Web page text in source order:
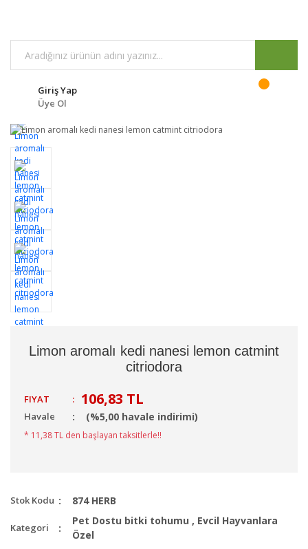
Giriş Yap
Üye Ol
Limon aromalı kedi nanesi lemon catmint
citriodora
FIYAT : 106,83 TL
Havale (%5,00 havale indirimi)
* 11,38 TL den başlayan taksitlerle!!
Stok Kodu 874 HERB
Kategori
Pet Dostu bitki tohumu , Evcil Hayvanlara
Özel